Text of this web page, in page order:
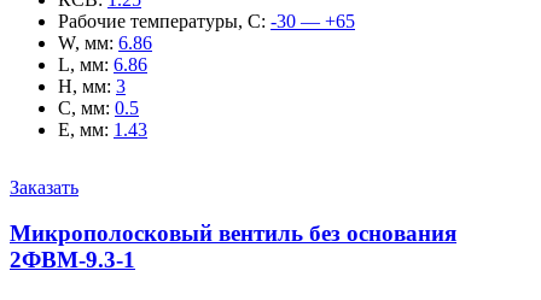
Рабочие температуры, С: -30 — +65
W, мм: 6.86
L, мм: 6.86
H, мм: 3
C, мм: 0.5
E, мм: 1.43
Заказать
Микрополосковый вентиль без основания
2ФВМ-9.3-1